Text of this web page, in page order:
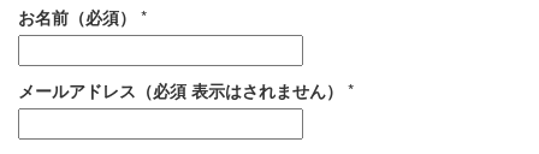
お名前（必須） *
メールアドレス（必須 表示はされません） *